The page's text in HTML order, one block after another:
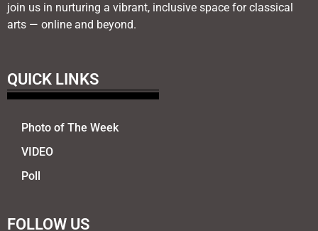
join us in nurturing a vibrant, inclusive space for classical
arts — online and beyond.
QUICK LINKS
Photo of The Week
VIDEO
Poll
FOLLOW US